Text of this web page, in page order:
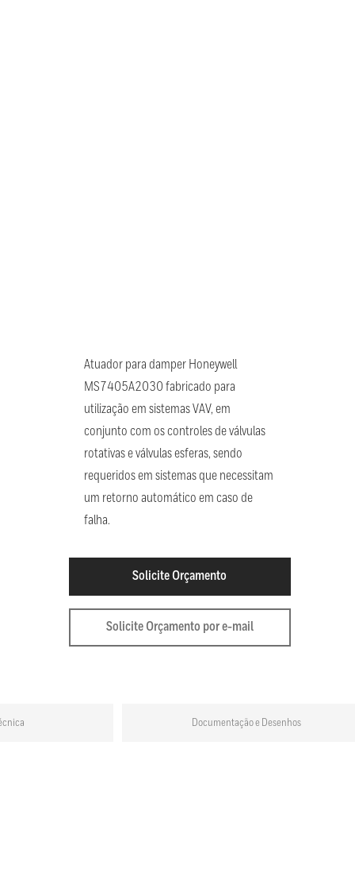
Atuador para damper Honeywell
MS7405A2030 fabricado para
utilização em sistemas VAV, em
conjunto com os controles de válvulas
rotativas e válvulas esferas, sendo
requeridos em sistemas que necessitam
um retorno automático em caso de
falha.
Solicite Orçamento
Solicite Orçamento por e-mail
Documentação e Desenhos